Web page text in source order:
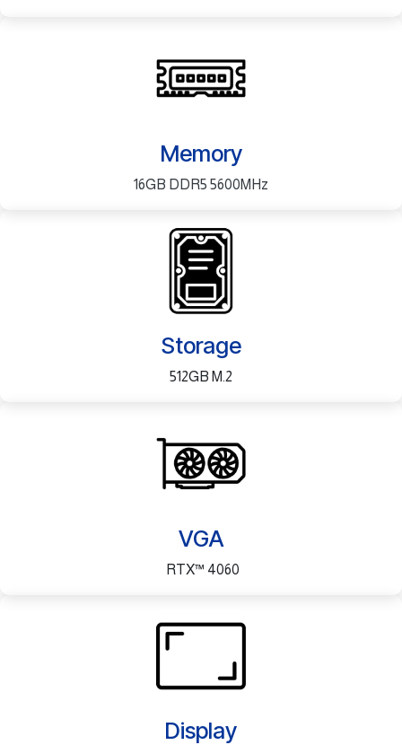
Memory
16GB DDR5 5600MHz
Storage
512GB M.2
VGA
RTX™ 4060
Display